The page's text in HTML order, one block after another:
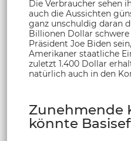
Die Verbraucher sehen
auch die Aussichten
ganz unschuldig daran
Billionen Dollar
Präsident Joe Biden
Amerikaner staatliche
zuletzt 1.400 Dollar
natürlich auch in den
Zunehmende
könnte